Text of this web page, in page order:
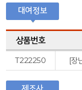
대여정보
상품번호
T222250 [장